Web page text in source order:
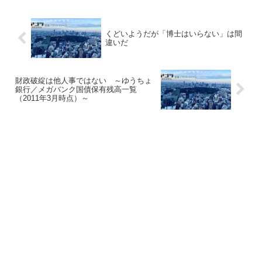
くどいようだが「博士はいらない」は間
違いだ
財政破綻は他人事ではない ～ゆうちょ
銀行／メガバンク国債保有残高一覧
（2011年3月時点）～